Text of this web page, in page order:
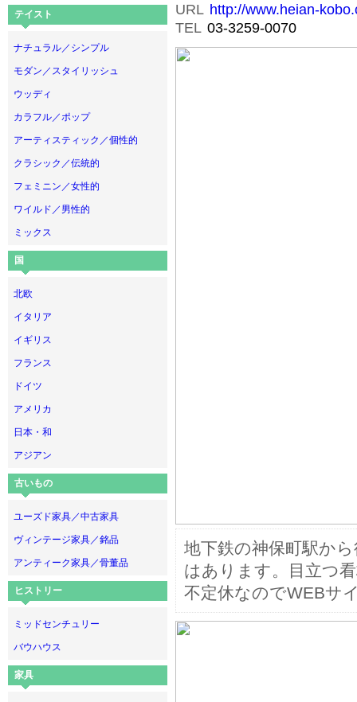
テイスト
ナチュラル／シンプル
モダン／スタイリッシュ
ウッディ
カラフル／ポップ
アーティスティック／個性的
クラシック／伝統的
フェミニン／女性的
ワイルド／男性的
ミックス
国
北欧
イタリア
イギリス
フランス
ドイツ
アメリカ
日本・和
アジアン
古いもの
ユーズド家具／中古家具
ヴィンテージ家具／銘品
アンティーク家具／骨董品
ヒストリー
ミッドセンチュリー
バウハウス
家具
URL http://www.heian-
TEL 03-3259-0070
地下鉄の神保町駅か
はあります。目立つ
不定休なのでWEBサ